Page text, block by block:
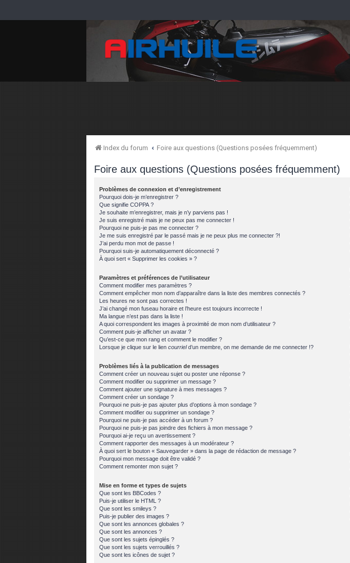
Index du forum Foire aux questions (Questions posées fréquemment)
Foire aux questions (Questions posées fréquemment)
Problèmes de connexion et d’enregistrement
Pourquoi dois-je m’enregistrer ?
Que signifie COPPA ?
Je souhaite m’enregistrer, mais je n’y parviens pas !
Je suis enregistré mais je ne peux pas me connecter !
Pourquoi ne puis-je pas me connecter ?
Je me suis enregistré par le passé mais je ne peux plus me connecter ?!
J’ai perdu mon mot de passe !
Pourquoi suis-je automatiquement déconnecté ?
À quoi sert « Supprimer les cookies » ?
Paramètres et préférences de l’utilisateur
Comment modifier mes paramètres ?
Comment empêcher mon nom d’apparaître dans la liste des membres connectés ?
Les heures ne sont pas correctes !
J’ai changé mon fuseau horaire et l’heure est toujours incorrecte !
Ma langue n’est pas dans la liste !
A quoi correspondent les images à proximité de mon nom d’utilisateur ?
Comment puis-je afficher un avatar ?
Qu’est-ce que mon rang et comment le modifier ?
Lorsque je clique sur le lien courrield’un membre, on me demande de me connecter !?
Problèmes liés à la publication de messages
Comment créer un nouveau sujet ou poster une réponse ?
Comment modifier ou supprimer un message ?
Comment ajouter une signature à mes messages ?
Comment créer un sondage ?
Pourquoi ne puis-je pas ajouter plus d’options à mon sondage ?
Comment modifier ou supprimer un sondage ?
Pourquoi ne puis-je pas accéder à un forum ?
Pourquoi ne puis-je pas joindre des fichiers à mon message ?
Pourquoi ai-je reçu un avertissement ?
Comment rapporter des messages à un modérateur ?
À quoi sert le bouton « Sauvegarder » dans la page de rédaction de message ?
Pourquoi mon message doit être validé ?
Comment remonter mon sujet ?
Mise en forme et types de sujets
Que sont les BBCodes ?
Puis-je utiliser le HTML ?
Que sont les smileys ?
Puis-je publier des images ?
Que sont les annonces globales ?
Que sont les annonces ?
Que sont les sujets épinglés ?
Que sont les sujets verrouillés ?
Que sont les icônes de sujet ?